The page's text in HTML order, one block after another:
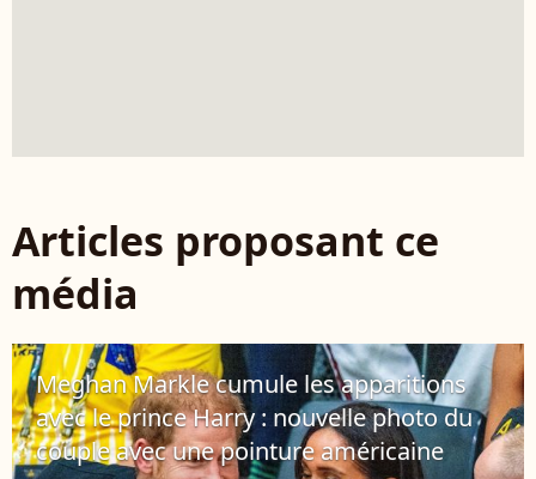
Articles proposant ce
média
Meghan Markle cumule les apparitions
avec le prince Harry : nouvelle photo du
couple avec une pointure américaine